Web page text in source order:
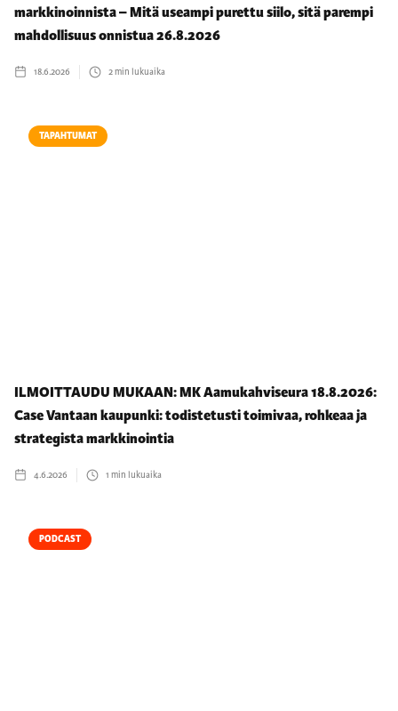
markkinoinnista – Mitä useampi purettu siilo, sitä parempi
mahdollisuus onnistua 26.8.2026
18.6.2026 2min lukuaika
TAPAHTUMAT
ILMOITTAUDU MUKAAN: MK Aamukahviseura 18.8.2026:
Case Vantaan kaupunki: todistetusti toimivaa, rohkeaa ja
strategista markkinointia
4.6.2026 1 min lukuaika
PODCAST